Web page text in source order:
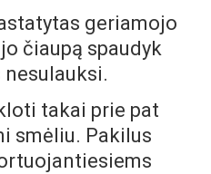
geriamojo
čiaupą spaudyk
nesulauksi.
takai prie pat
smėliu. Pakilus